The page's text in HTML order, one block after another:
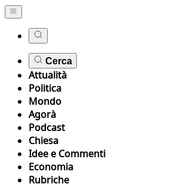
Cerca
Attualità
Politica
Mondo
Agorà
Podcast
Chiesa
Idee e Commenti
Economia
Rubriche